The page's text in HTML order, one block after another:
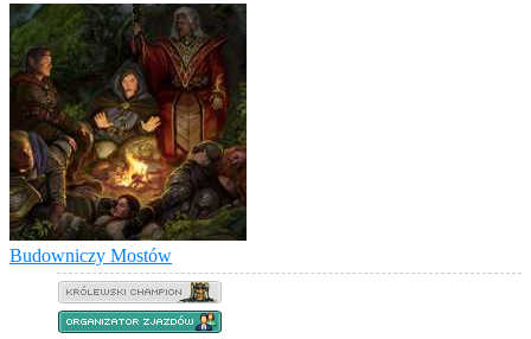
Budowniczy Mostów